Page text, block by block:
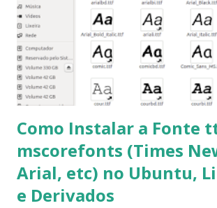
Procurar arquivos corrompidos: $ sudo
Corrigir problemas de dependências,
pacotes pendentes e outros erros: $ sudo
6- Se o comando sudo apt-get -f install
Como Instalar a Fonte
mscorefonts (Times
Arial, etc) no Ubuntu,
e Derivados